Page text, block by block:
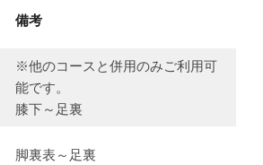
備考
※他のコースと併用のみご利用可
能です。
膝下～足裏
脚裏表～足裏